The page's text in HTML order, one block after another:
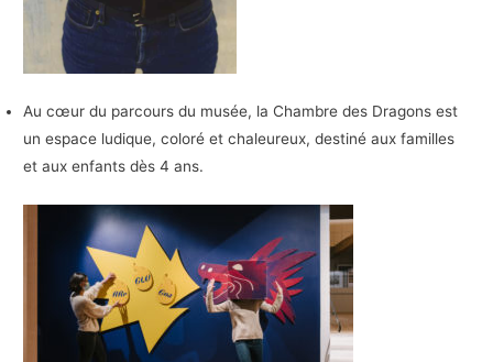
Au cœur du parcours du musée, la Chambre des Dragons est
un espace ludique, coloré et chaleureux, destiné aux familles
et aux enfants dès 4 ans.